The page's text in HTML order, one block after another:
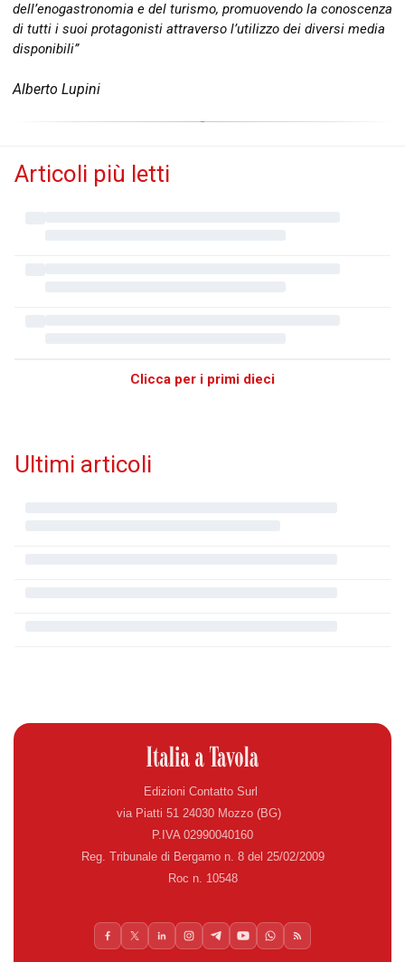
dell’enogastronomia e del turismo, promuovendo la conoscenza
di tutti i suoi protagonisti attraverso l’utilizzo dei diversi media
disponibili”
Alberto Lupini
Articoli più letti
Clicca per i primi dieci
Ultimi articoli
Edizioni Contatto Surl
via Piatti 51 24030 Mozzo (BG)
P.IVA 02990040160
Reg. Tribunale di Bergamo n. 8 del 25/02/2009
Roc n. 10548